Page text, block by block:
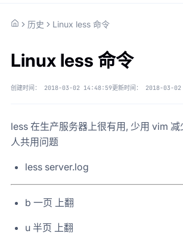
历史 Linux less 命令
Linux less 命令
创建时间： 2018-03-02 14:48:59更新时间： 2018-03-
less 在生产服务器上很有用, 少用 vim
人共用问题
less server.log
b 一页 上翻
u 半页 上翻